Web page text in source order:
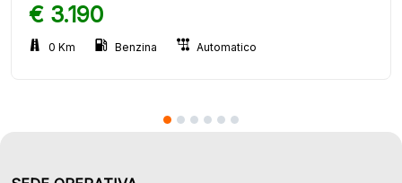
€ 3.190
0 Km Benzina Automatico